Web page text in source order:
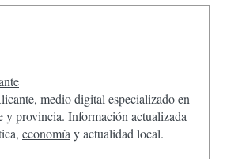
medio digital especializado en
y provincia. Información actualizada
economíay actualidad local.